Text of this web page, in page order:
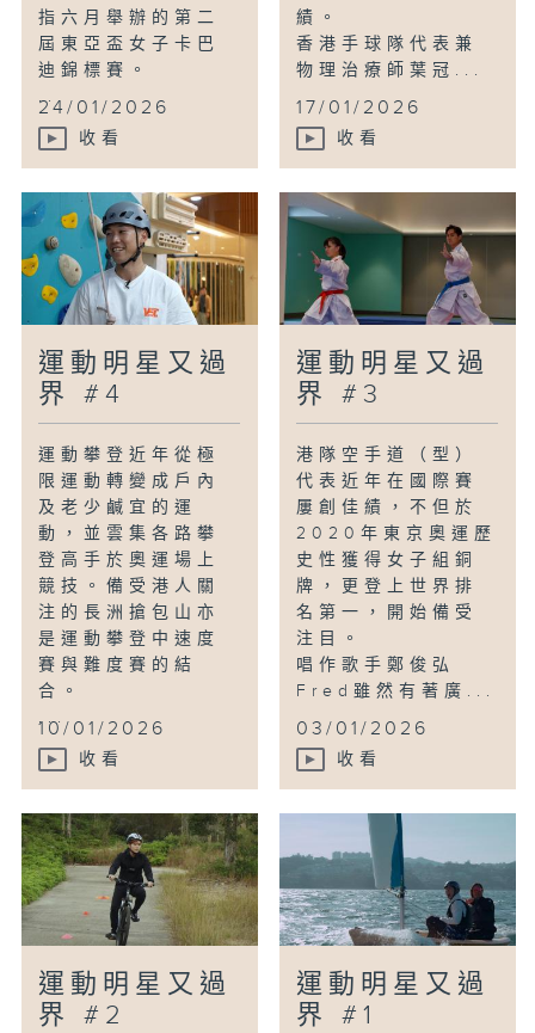
指六月舉辦的第二
屆東亞盃女子卡巴
迪錦標賽。
...
24/01/2026
收看
績。
香港手球隊代表兼
物理治療師葉冠...
17/01/2026
收看
運動明星又過
界 #4
運動攀登近年從極
限運動轉變成戶內
及老少鹹宜的運
動，並雲集各路攀
登高手於奧運場上
競技。備受港人關
注的長洲搶包山亦
是運動攀登中速度
賽與難度賽的結
合。
...
10/01/2026
收看
運動明星又過
界 #3
港隊空手道（型）
代表近年在國際賽
屢創佳績，不但於
2020年東京奧運歷
史性獲得女子組銅
牌，更登上世界排
名第一，開始備受
注目。
唱作歌手鄭俊弘
Fred雖然有著廣...
03/01/2026
收看
運動明星又過
界 #2
運動明星又過
界 #1